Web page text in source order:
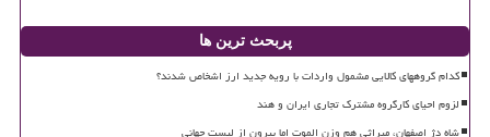
پربحث ترین ها
کدام گروههای کالایی مشمول واردات با رویه جدید ارز اشخاص شدند؟
لزوم احیای کارگروه مشترک تجاری ایران و هند
شاه دژ اصفهان، میراثی هم وزن الموت اما بیرون از لیست جهانی